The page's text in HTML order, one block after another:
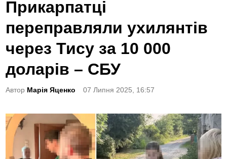
s
e
i
n
Прикарпатці
переправляли ухилянтів
через Тису за 10 000
доларів – СБУ
Автор Марія Яценко 07 Липня 2025, 16:57